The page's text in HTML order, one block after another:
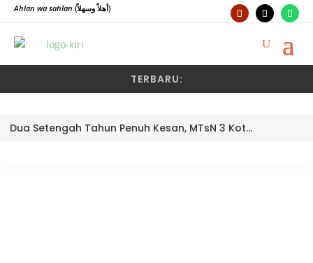
Ahlan wa sahlan (أهلاً وسهلاً)
TERBARU:
Dua Setengah Tahun Penuh Kesan, MTsN 3 Kota Padang Lepas Pengawas Pembina Dra. Nayusminar Nasrun